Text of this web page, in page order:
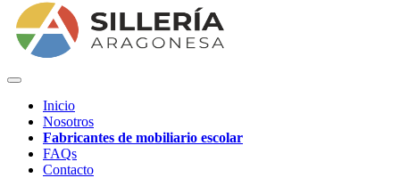
Inicio
Nosotros
Fabricantes de mobiliario escolar
FAQs
Contacto